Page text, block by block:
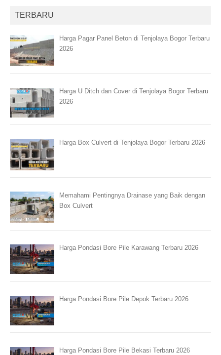
TERBARU
Harga Pagar Panel Beton di Tenjolaya Bogor Terbaru
2026
Harga U Ditch dan Cover di Tenjolaya Bogor Terbaru
2026
Harga Box Culvert di Tenjolaya Bogor Terbaru 2026
Memahami Pentingnya Drainase yang Baik dengan
Box Culvert
Harga Pondasi Bore Pile Karawang Terbaru 2026
Harga Pondasi Bore Pile Depok Terbaru 2026
Harga Pondasi Bore Pile Bekasi Terbaru 2026